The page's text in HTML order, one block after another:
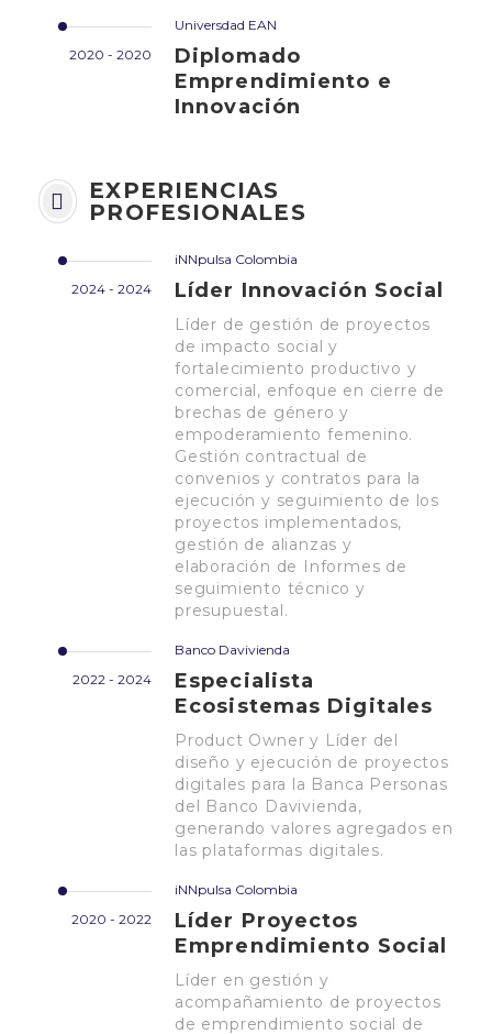
2020 - 2020
Universdad EAN
Diplomado
Emprendimiento e
Innovación
EXPERIENCIAS
PROFESIONALES
2024 - 2024
iNNpulsa Colombia
Líder Innovación Social
Líder de gestión de proyectos
de impacto social y
fortalecimiento productivo y
comercial, enfoque en cierre de
brechas de género y
empoderamiento femenino.
Gestión contractual de
convenios y contratos para la
ejecución y seguimiento de los
proyectos implementados,
gestión de alianzas y
elaboración de Informes de
seguimiento técnico y
presupuestal.
2022 - 2024
Banco Davivienda
Especialista
Ecosistemas Digitales
Product Owner y Líder del
diseño y ejecución de proyectos
digitales para la Banca Personas
del Banco Davivienda,
generando valores agregados en
las plataformas digitales.
2020 - 2022
iNNpulsa Colombia
Líder Proyectos
Emprendimiento Social
Líder en gestión y
acompañamiento de proyectos
de emprendimiento social de